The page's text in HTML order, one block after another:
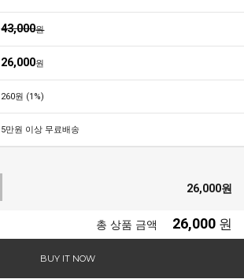
43,000원
26,000원
260원 (1%)
5만원 이상 무료배송
26,000원
총 상품 금액 26,000 원
BUY IT NOW